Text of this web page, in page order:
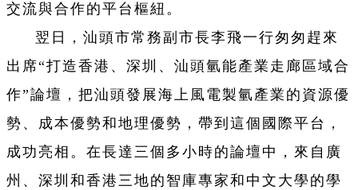
交流與合作的平台樞紐。
翌日，汕頭市常務副市長李飛一行匆匆趕來
出席“打造香港、深圳、汕頭氫能產業走廊區域合
作”論壇，把汕頭發展海上風電製氫產業的資源優
勢、成本優勢和地理優勢，帶到這個國際平台，
成功亮相。在長達三個多小時的論壇中，來自廣
州、深圳和香港三地的智庫專家和中文大學的學